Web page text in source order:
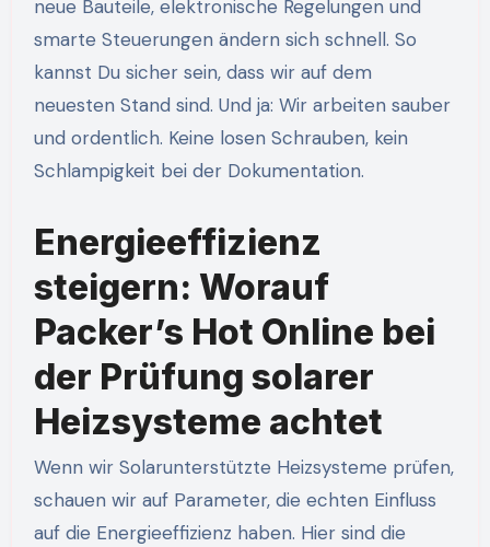
neue Bauteile, elektronische Regelungen und
smarte Steuerungen ändern sich schnell. So
kannst Du sicher sein, dass wir auf dem
neuesten Stand sind. Und ja: Wir arbeiten sauber
und ordentlich. Keine losen Schrauben, kein
Schlampigkeit bei der Dokumentation.
Energieeffizienz
steigern: Worauf
Packer’s Hot Online bei
der Prüfung solarer
Heizsysteme achtet
Wenn wir Solarunterstützte Heizsysteme prüfen,
schauen wir auf Parameter, die echten Einfluss
auf die Energieeffizienz haben. Hier sind die